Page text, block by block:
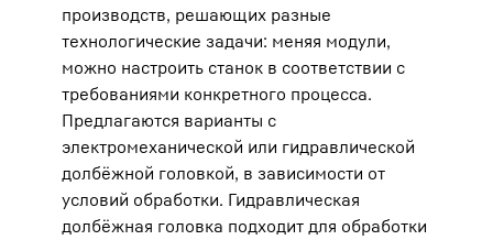
производств, решающих разные
технологические задачи: меняя модули,
можно настроить станок в соответствии с
требованиями конкретного процесса.
Предлагаются варианты с
электромеханической или гидравлической
долбёжной головкой, в зависимости от
условий обработки. Гидравлическая
долбёжная головка подходит для обработки